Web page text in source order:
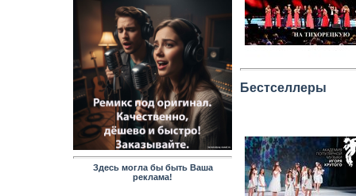
Здесь могла бы быть Ваша
реклама!
Бестселлеры